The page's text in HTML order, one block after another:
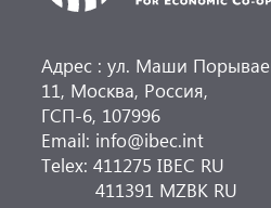
Адрес : ул. Маши
11, Москва, Россия,
ГСП-6, 107996
Email: info@ibec.int
Telex: 411275 IBEC RU
411391 MZBK RU